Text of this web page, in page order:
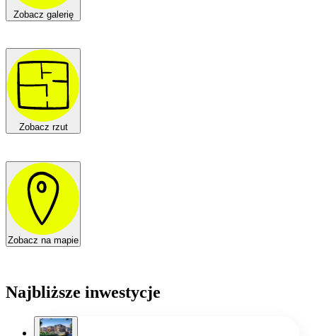
Zobacz galerię
Zobacz rzut
Zobacz na mapie
Najbliższe inwestycje